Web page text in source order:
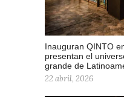
Inauguran QINTO
presentan el
grande de
22 abril, 2026